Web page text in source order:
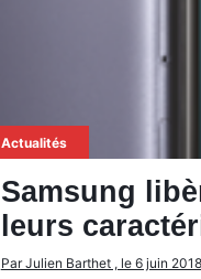
Actualités
Samsung
leurs
Par Julien Barthet , le 6 juin 2018